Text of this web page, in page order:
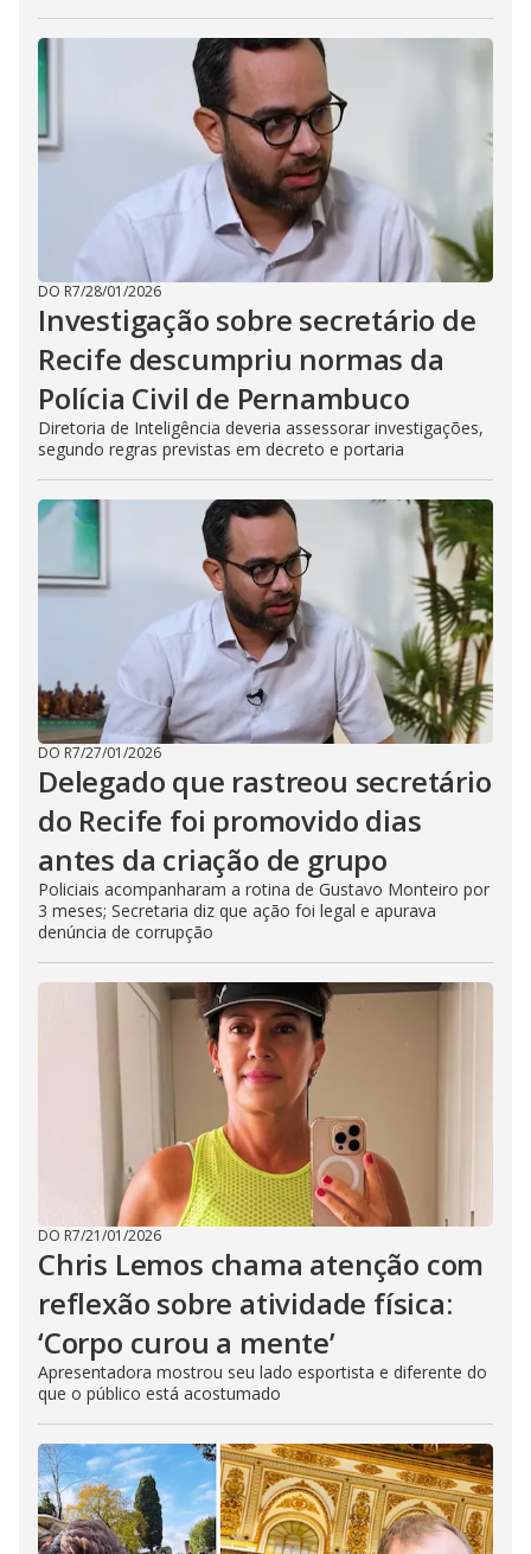
DO R7/28/01/2026
Investigação sobre secretário de
Recife descumpriu normas da
Polícia Civil de Pernambuco
Diretoria de Inteligência deveria assessorar investigações,
segundo regras previstas em decreto e portaria
DO R7/27/01/2026
Delegado que rastreou secretário
do Recife foi promovido dias
antes da criação de grupo
Policiais acompanharam a rotina de Gustavo Monteiro por
3 meses; Secretaria diz que ação foi legal e apurava
denúncia de corrupção
DO R7/21/01/2026
Chris Lemos chama atenção com
reflexão sobre atividade física:
‘Corpo curou a mente’
Apresentadora mostrou seu lado esportista e diferente do
que o público está acostumado